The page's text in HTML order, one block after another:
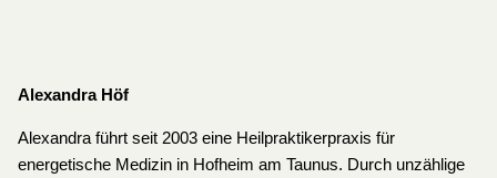
Alexandra Höf
Alexandra führt seit 2003 eine Heilpraktikerpraxis für
energetische Medizin in Hofheim am Taunus. Durch unzählige